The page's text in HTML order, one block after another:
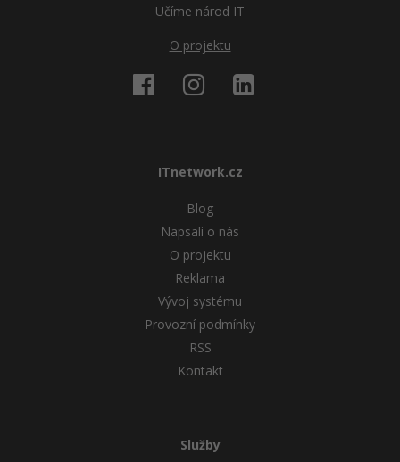
Učíme národ IT
O projektu
ITnetwork.cz
Blog
Napsali o nás
O projektu
Reklama
Vývoj systému
Provozní podmínky
RSS
Kontakt
Služby